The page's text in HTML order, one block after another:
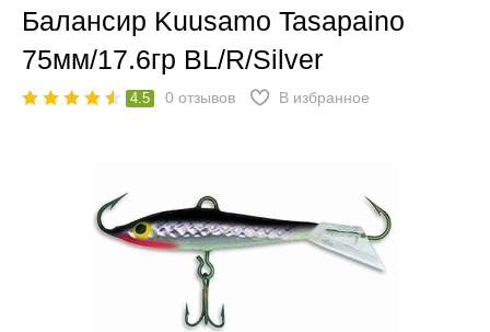
Балансир Kuusamo Tasapaino
75мм/17.6гр BL/R/Silver
4.5 0 отзывов В избранное